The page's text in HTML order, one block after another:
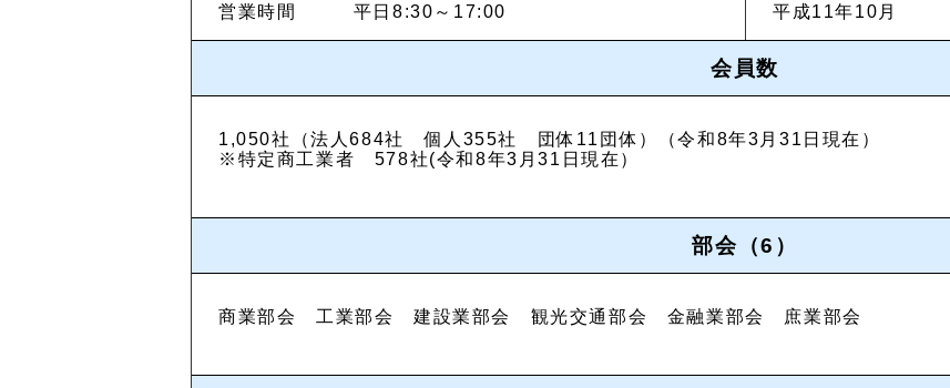
営業時間
平日8:30～17:00
平成11年10月
会員数
1,050社（法人684社 個人355社 団体11団体）（令和8年3月31日現在）
※特定商工業者 578社(令和8年3月31日現在）
部会（6）
商業部会 工業部会 建設業部会 観光交通部会 金融業部会 庶業部会